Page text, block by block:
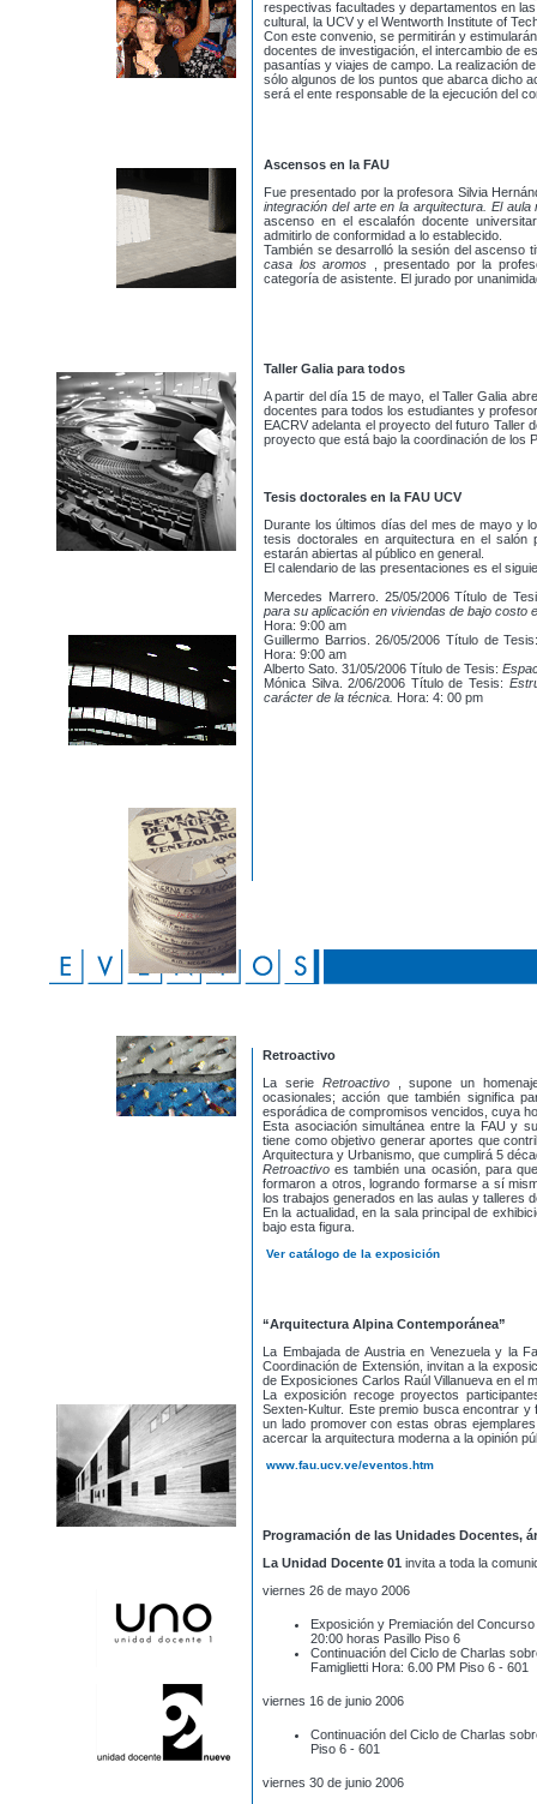
respectivas facultades y departamentos en
cultural, la UCV y el Wentworth Institute of
Con este convenio, se permitirán y
docentes de investigación, el intercambio de
pasantías y viajes de campo. La realización
sólo algunos de los puntos que abarca dicho
será el ente responsable de la ejecución del
Ascensos en la FAU
Fue presentado por la profesora Silvia
integración del arte en la arquitectura. El
ascenso en el escalafón docente
admitirlo de conformidad a lo establecido.
También se desarrolló la sesión del ascenso
casa los aromos
, presentado por la
categoría de asistente. El jurado por
Taller Galia para todos
A partir del día 15 de mayo, el Taller Galia
docentes para todos los estudiantes y
EACRV adelanta el proyecto del futuro Taller
proyecto que está bajo la coordinación de los
Tesis doctorales en la FAU UCV
Durante los últimos días del mes de mayo y
tesis doctorales en arquitectura en el salón
estarán abiertas al público en general.
El calendario de las presentaciones es el
Mercedes Marrero. 25/05/2006 Título de
para su aplicación en viviendas de bajo costo
Hora: 9:00 am
Guillermo Barrios. 26/05/2006 Título de
Hora: 9:00 am
Alberto Sato. 31/05/2006 Título de Tesis:
Mónica Silva. 2/06/2006 Título de Tesis:
carácter de la técnica. Hora: 4: 00 pm
Retroactivo
La serie Retroactivo
, supone un
ocasionales; acción que también significa
esporádica de compromisos vencidos, cuya
Esta asociación simultánea entre la FAU y
tiene como objetivo generar aportes que
Arquitectura y Urbanismo, que cumplirá 5
Retroactivoes también una ocasión, para
formaron a otros, logrando formarse a sí
los trabajos generados en las aulas y talleres
En la actualidad, en la sala principal de
bajo esta figura.
Ver catálogo de la exposición
“Arquitectura Alpina Contemporánea”
La Embajada de Austria en Venezuela y la
Coordinación de Extensión, invitan a la
de Exposiciones Carlos Raúl Villanueva en el
La exposición recoge proyectos
Sexten-Kultur. Este premio busca encontrar
un lado promover con estas obras
acercar la arquitectura moderna a la opinión
www.fau.ucv.ve/eventos.htm
Programación de las Unidades Docentes,
La Unidad Docente 01 invita a toda la
viernes 26 de mayo 2006
Exposición y Premiación del
20:00 horas Pasillo Piso 6
Continuación del Ciclo de Charlas
Famiglietti Hora: 6.00 PM Piso 6 - 601
viernes 16 de junio 2006
Continuación del Ciclo de Charlas
Piso 6 - 601
viernes 30 de junio 2006